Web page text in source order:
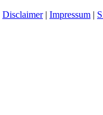
Disclaimer| Impressum |